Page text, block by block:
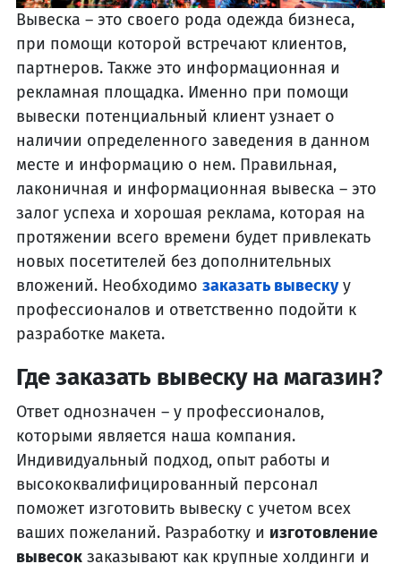
Вывеска – это своего рода одежда бизнеса,
при помощи которой встречают клиентов,
партнеров. Также это информационная и
рекламная площадка. Именно при помощи
вывески потенциальный клиент узнает о
наличии определенного заведения в данном
месте и информацию о нем. Правильная,
лаконичная и информационная вывеска – это
залог успеха и хорошая реклама, которая на
протяжении всего времени будет привлекать
новых посетителей без дополнительных
вложений. Необходимо заказать вывескуу
профессионалов и ответственно подойти к
разработке макета.
Где заказать вывеску на магазин?
Ответ однозначен – у профессионалов,
которыми является наша компания.
Индивидуальный подход, опыт работы и
высококвалифицированный персонал
поможет изготовить вывеску с учетом всех
ваших пожеланий. Разработку и изготовление
вывесок заказывают как крупные холдинги и